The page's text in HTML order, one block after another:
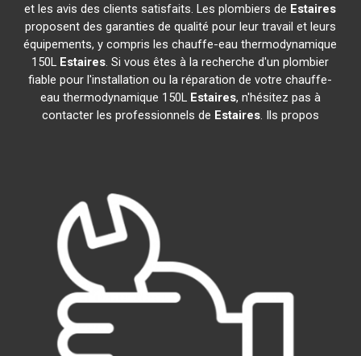
et les avis des clients satisfaits. Les plombiers de Estaires
proposent des garanties de qualité pour leur travail et leurs
équipements, y compris les chauffe-eau thermodynamique
150L Estaires. Si vous êtes à la recherche d'un plombier
fiable pour l'installation ou la réparation de votre chauffe-
eau thermodynamique 150L Estaires, n'hésitez pas à
contacter les professionnels de Estaires. Ils propos